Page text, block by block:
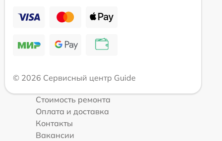
© 2026 Сервисный центр Guide
Стоимость ремонта
Оплата и доставка
Контакты
Вакансии